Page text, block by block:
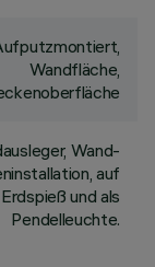
Wandfläche,
Wand-
auf
Erdspieß und als
Pendelleuchte.